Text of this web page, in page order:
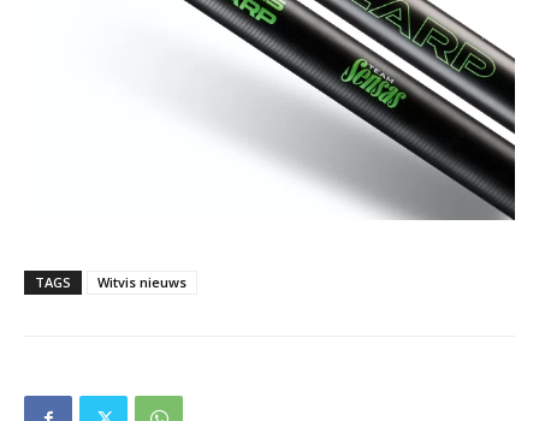
TAGS Witvis nieuws